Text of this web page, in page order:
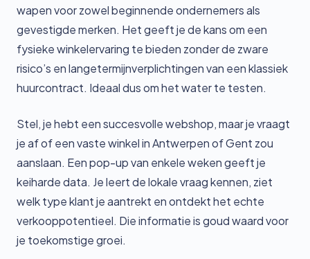
wapen voor zowel beginnende ondernemers als
gevestigde merken. Het geeft je de kans om een
fysieke winkelervaring te bieden zonder de zware
risico’s en langetermijnverplichtingen van een klassiek
huurcontract. Ideaal dus om het water te testen.
Stel, je hebt een succesvolle webshop, maar je vraagt
je af of een vaste winkel in Antwerpen of Gent zou
aanslaan. Een pop-up van enkele weken geeft je
keiharde data. Je leert de lokale vraag kennen, ziet
welk type klant je aantrekt en ontdekt het echte
verkooppotentieel. Die informatie is goud waard voor
je toekomstige groei.